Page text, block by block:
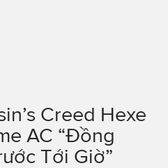
Creed Hexe
AC “Đồng
Tới Giờ”